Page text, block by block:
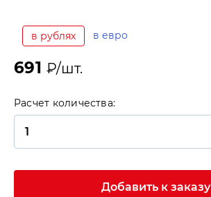
в рублях в евро
691₽/шт.
Расчет количества:
Добавить к заказу